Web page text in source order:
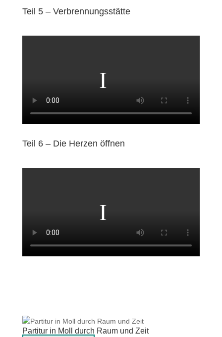
Teil 5 – Verbrennungsstätte
Teil 6 – Die Herzen öffnen
Partitur in Moll durch Raum und Zeit